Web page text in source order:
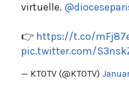
virtuelle.
👉 https://t.co/
pic.twitter.com/
— KTOTV (@KTOTV)